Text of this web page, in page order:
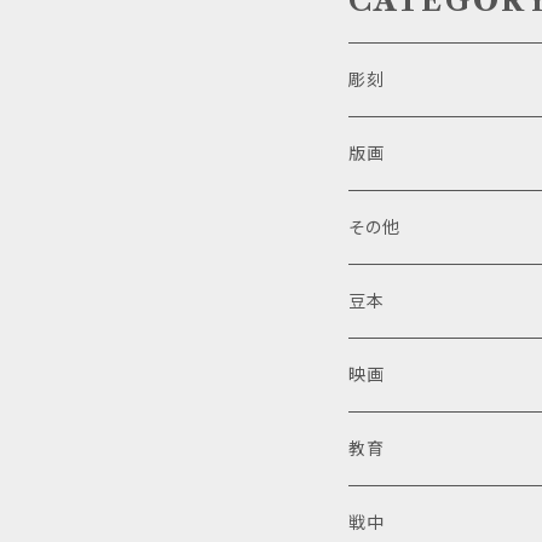
彫刻
版画
その他
豆本
映画
教育
戦中